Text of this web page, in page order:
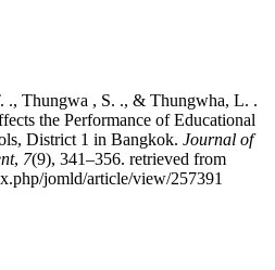
., Thungwa , S. ., & Thungwha, L. .
the Performance of Educational
District 1 in Bangkok. Journal of
, 7(9), 341–356. retrieved from
jomld/article/view/257391